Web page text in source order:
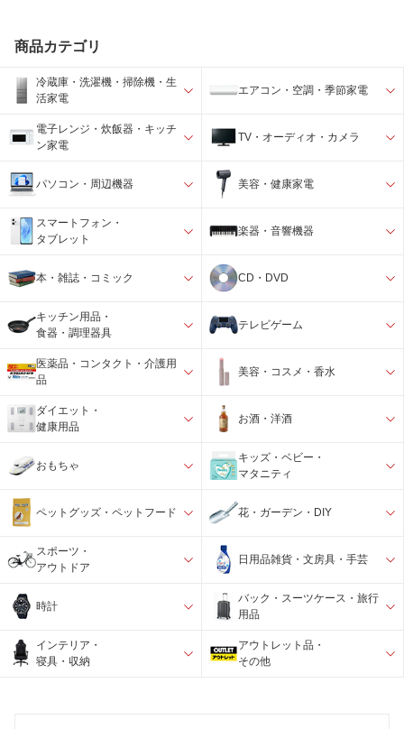
商品カテゴリ
冷蔵庫・洗濯機・掃除機・生
活家電
エアコン・空調・季節家電
電子レンジ・炊飯器・キッチ
ン家電
TV・オーディオ・カメラ
パソコン・周辺機器 美容・健康家電
スマートフォン・
タブレット
楽器・音響機器
本・雑誌・コミック CD・DVD
キッチン用品・
食器・調理器具
テレビゲーム
医薬品・コンタクト・介護用
品
美容・コスメ・香水
ダイエット・
健康用品
お酒・洋酒
おもちゃ
キッズ・ベビー・
マタニティ
ペットグッズ・ペットフード 花・ガーデン・DIY
スポーツ・
アウトドア
日用品雑貨・文房具・手芸
時計
バック・スーツケース・旅行
用品
インテリア・
寝具・収納
アウトレット品・
その他